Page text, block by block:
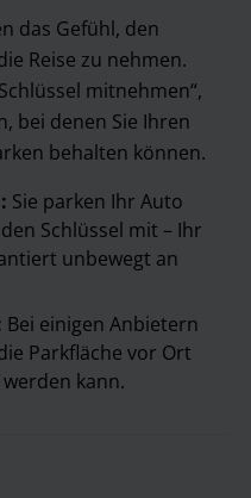
das Gefühl, den
Reise zu nehmen.
mitnehmen“,
bei denen Sie Ihren
behalten können.
Sie parken Ihr Auto
Schlüssel mit – Ihr
unbewegt an
Bei einigen Anbietern
Parkfläche vor Ort
kann.